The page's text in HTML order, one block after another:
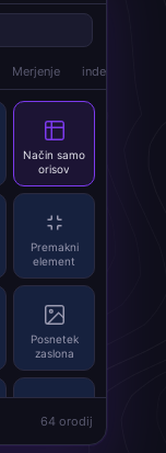
Merjenje
Način samo
orisov
Premakni
element
Posnetek
zaslona
QR kode
64 orodij